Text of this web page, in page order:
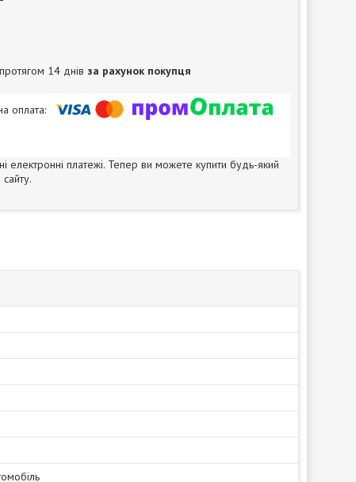
14 днів за рахунок покупця
електронні платежі. Тепер ви можете купити будь-який